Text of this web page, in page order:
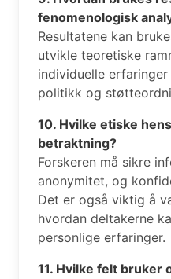
fenomenologisk
Resultatene kan
utvikle teoretiske
individuelle
politikk og
10. Hvilke etiske
betraktning?
Forskeren må sikre
anonymitet, og
Det er også viktig å
hvordan deltakerne
personlige erfaringer.
11. Hvilke felt bruker